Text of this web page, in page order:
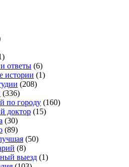
ответы (6)
истории (1)
(208)
(336)
по городу (160)
доктор (15)
(30)
(89)
(50)
(8)
выезд (1)